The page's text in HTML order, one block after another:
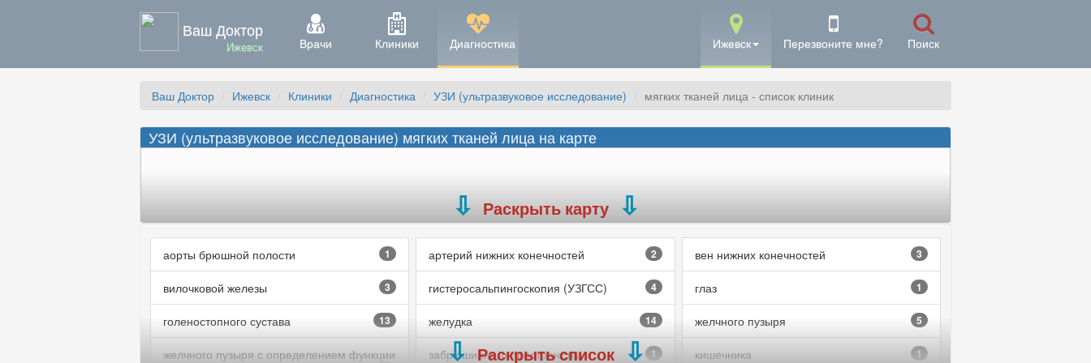
Ваш Доктор
Ижевск Врачи Клиники Диагностика Ижевск Перезвоните мне? Поиск
Ваш Доктор Ижевск Клиники Диагностика УЗИ (ультразвуковое исследование) мягких тканей лица - список клиник
УЗИ (ультразвуковое исследование) мягких тканей лица на карте
Раскрыть карту
аорты брюшной полости 1 артерий нижних конечностей 2 вен нижних конечностей 3
вилочковой железы 3 гистеросальпингоскопия (УЗГСС) 4 глаз 1
голеностопного сустава 13 желудка 14 желчного пузыря 5
желчного пузыря с определением функции забрюшинного пространства 1 кишечника 1
Раскрыть список